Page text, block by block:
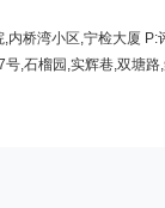
内桥湾小区,宁检大厦
,石榴园,实辉巷,双塘